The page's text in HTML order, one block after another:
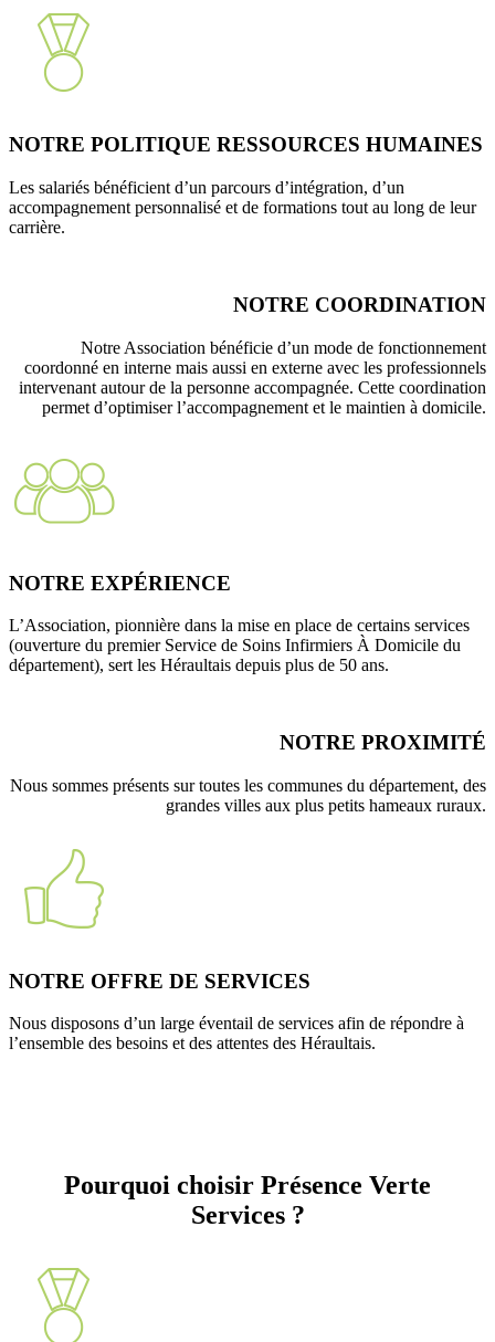
NOTRE POLITIQUE RESSOURCES HUMAINES
Les salariés bénéficient d’un parcours d’intégration, d’un
accompagnement personnalisé et de formations tout au long de leur
carrière.
NOTRE COORDINATION
Notre Association bénéficie d’un mode de fonctionnement
coordonné en interne mais aussi en externe avec les professionnels
intervenant autour de la personne accompagnée. Cette coordination
permet d’optimiser l’accompagnement et le maintien à domicile.
NOTRE EXPÉRIENCE
L’Association, pionnière dans la mise en place de certains services
(ouverture du premier Service de Soins Infirmiers À Domicile du
département), sert les Héraultais depuis plus de 50 ans.
NOTRE PROXIMITÉ
Nous sommes présents sur toutes les communes du département, des
grandes villes aux plus petits hameaux ruraux.
NOTRE OFFRE DE SERVICES
Nous disposons d’un large éventail de services afin de répondre à
l’ensemble des besoins et des attentes des Héraultais.
Pourquoi choisir Présence Verte
Services ?